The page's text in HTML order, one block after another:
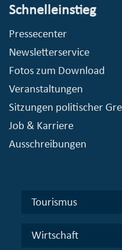
Schnelleinstieg
Pressecenter
Newsletterservice
Fotos zum Download
Veranstaltungen
Sitzungen politischer
Job & Karriere
Ausschreibungen
Tourismus
Wirtschaft